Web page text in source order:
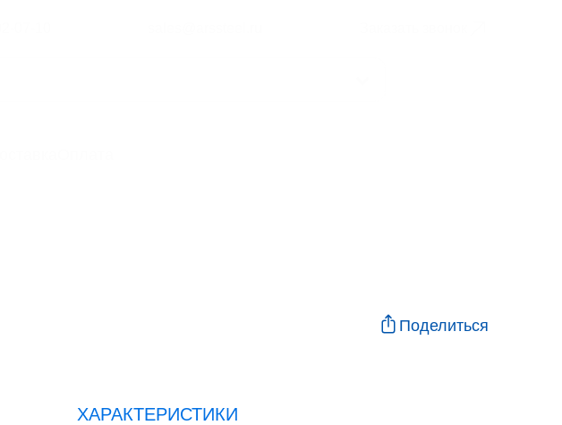
Поделиться
ХАРАКТЕРИСТИКИ